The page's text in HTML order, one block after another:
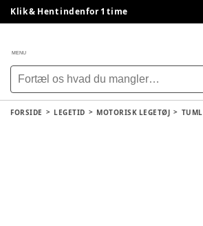
Klik & Hent indenfor 1 time
MENU
FORSIDE LEGETID MOTORISK LEGETØJ